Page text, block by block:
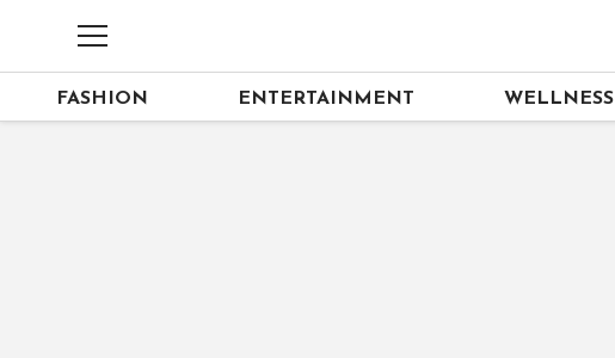
FASHION ENTERTAINMENT WELLNESS